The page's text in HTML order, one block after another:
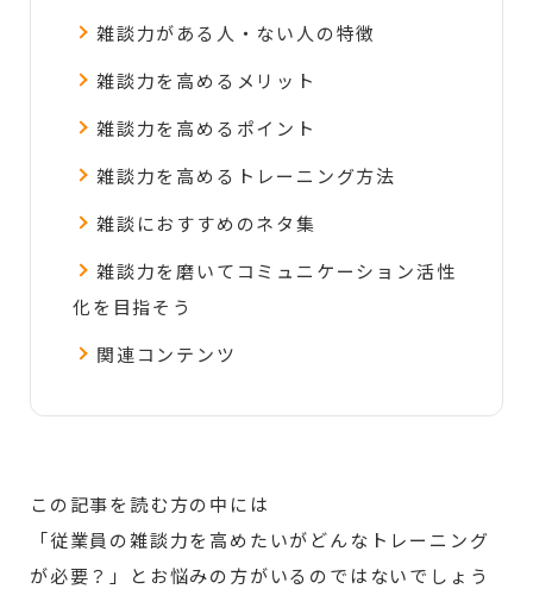
雑談力がある人・ない人の特徴
雑談力を高めるメリット
雑談力を高めるポイント
雑談力を高めるトレーニング方法
雑談におすすめのネタ集
雑談力を磨いてコミュニケーション活性
化を目指そう
関連コンテンツ
この記事を読む方の中には
「従業員の雑談力を高めたいがどんなトレーニング
が必要？」とお悩みの方がいるのではないでしょう